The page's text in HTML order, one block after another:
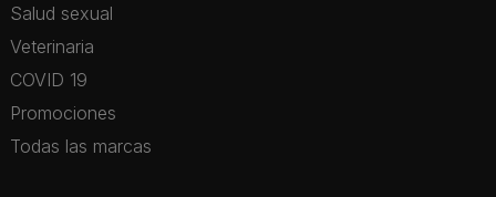
Salud sexual
Veterinaria
COVID 19
Promociones
Todas las marcas